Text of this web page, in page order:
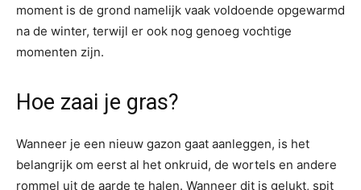
moment is de grond namelijk vaak voldoende opgewarmd
na de winter, terwijl er ook nog genoeg vochtige
momenten zijn.
Hoe zaai je gras?
Wanneer je een nieuw gazon gaat aanleggen, is het
belangrijk om eerst al het onkruid, de wortels en andere
rommel uit de aarde te halen. Wanneer dit is gelukt, spit